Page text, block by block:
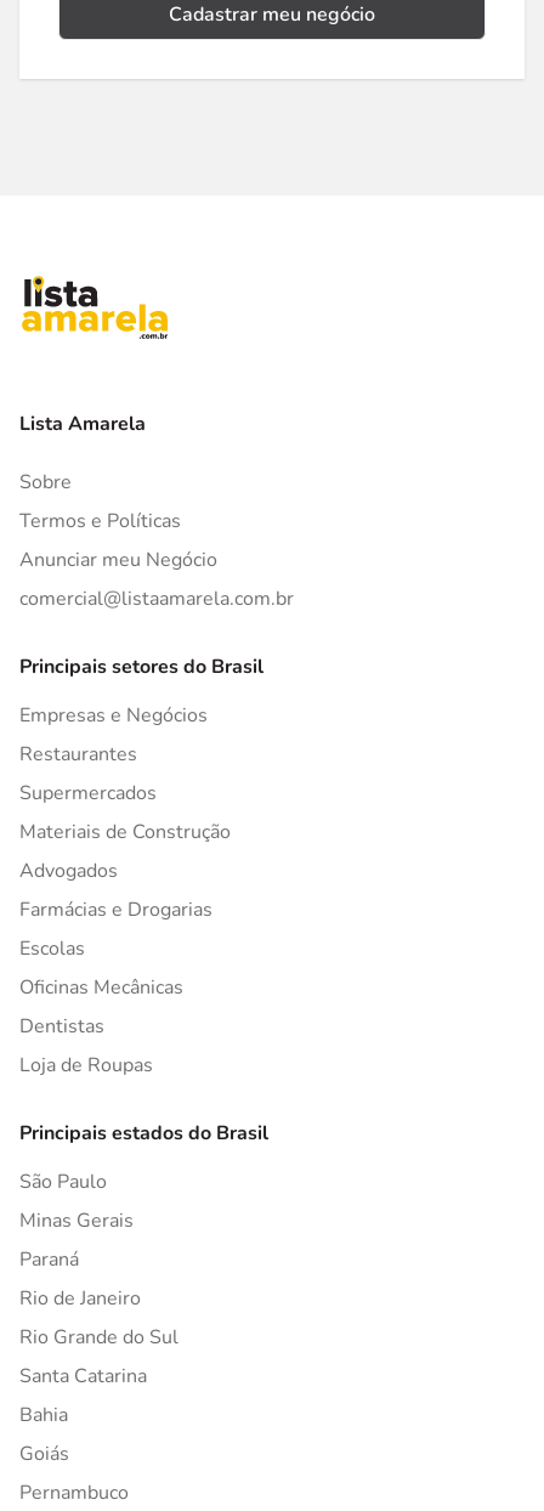
Cadastrar meu negócio
Lista Amarela
Sobre
Termos e Políticas
Anunciar meu Negócio
comercial@listaamarela.com.br
Principais setores do Brasil
Empresas e Negócios
Restaurantes
Supermercados
Materiais de Construção
Advogados
Farmácias e Drogarias
Escolas
Oficinas Mecânicas
Dentistas
Loja de Roupas
Principais estados do Brasil
São Paulo
Minas Gerais
Paraná
Rio de Janeiro
Rio Grande do Sul
Santa Catarina
Bahia
Goiás
Pernambuco